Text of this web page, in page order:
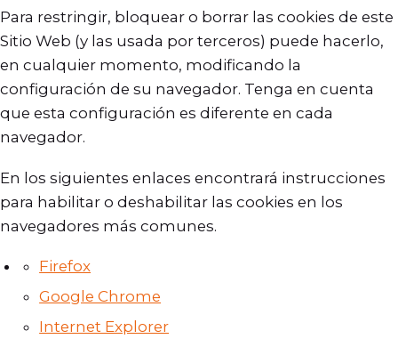
Para restringir, bloquear o borrar las cookies de este
Sitio Web (y las usada por terceros) puede hacerlo,
en cualquier momento, modificando la
configuración de su navegador. Tenga en cuenta
que esta configuración es diferente en cada
navegador.
En los siguientes enlaces encontrará instrucciones
para habilitar o deshabilitar las cookies en los
navegadores más comunes.
Firefox
Google Chrome
Internet Explorer